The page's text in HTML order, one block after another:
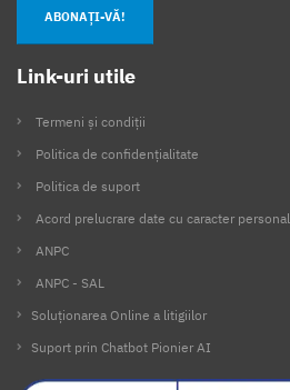
ABONAȚI-VĂ!
Link-uri utile
Termeni și condiții
Politica de confidențialitate
Politica de suport
Acord prelucrare date cu caracter personal
ANPC
ANPC - SAL
Soluționarea Online a litigiilor
Suport prin Chatbot Pionier AI